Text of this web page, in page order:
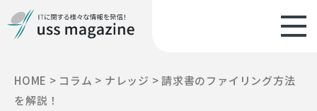
HOME > コラム > ナレッジ >請求書のファイリング方法
を解説！